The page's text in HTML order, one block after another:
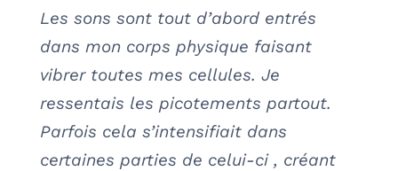
Les sons sont tout d’abord entrés
dans mon corps physique faisant
vibrer toutes mes cellules. Je
ressentais les picotements partout.
Parfois cela s’intensifiait dans
certaines parties de celui-ci , créant